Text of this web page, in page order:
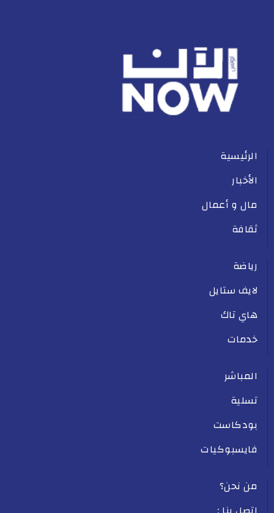
الرئيسية
الأخبار
مال و أعمال
ثقافة
رياضة
لايف ستايل
هاي تاك
خدمات
المباشر
تسلية
بودكاست
فايسبوكيات
من نحن؟